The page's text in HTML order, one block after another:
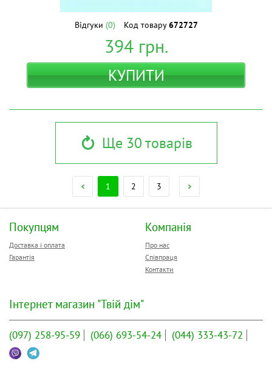
Відгуки (0) Код товару672727
394грн.
КУПИТИ
Ще 30 товарів
1 2 3
Покупцям
Доставка і оплата
Гарантія
Компанія
Про нас
Співпраця
Контакти
Інтернет магазин "Твій дім"
(097) 258-95-59 (066) 693-54-24 (044) 333-43-72